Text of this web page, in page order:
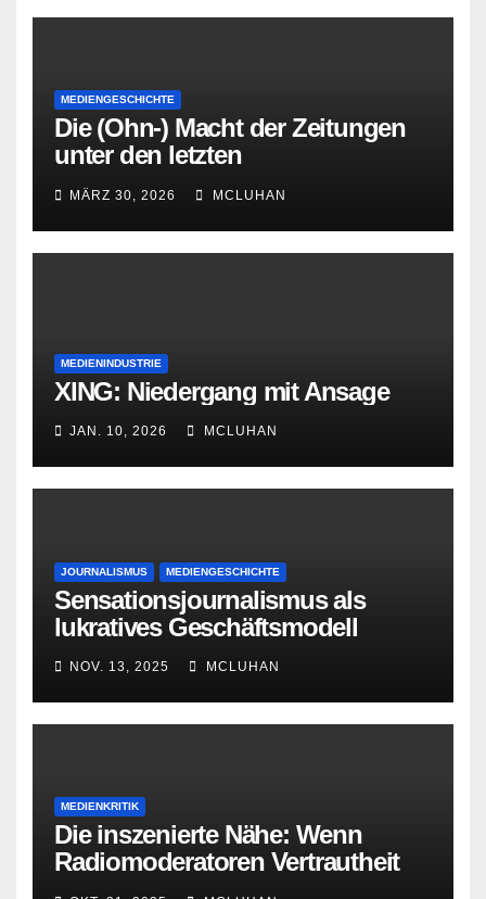
MEDIENGESCHICHTE
Die (Ohn-) Macht der Zeitungen
unter den letzten
Bourbonenkönigen
MÄRZ 30, 2026 MCLUHAN
MEDIENINDUSTRIE
XING: Niedergang mit Ansage
JAN. 10, 2026 MCLUHAN
JOURNALISMUS MEDIENGESCHICHTE
Sensationsjournalismus als
lukratives Geschäftsmodell
NOV. 13, 2025 MCLUHAN
MEDIENKRITIK
Die inszenierte Nähe: Wenn
Radiomoderatoren Vertrautheit